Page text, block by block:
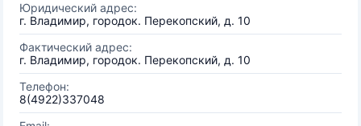
Юридический адрес:
г. Владимир, городок. Перекопский, д. 10
Фактический адрес:
г. Владимир, городок. Перекопский, д. 10
Телефон:
8(4922)337048